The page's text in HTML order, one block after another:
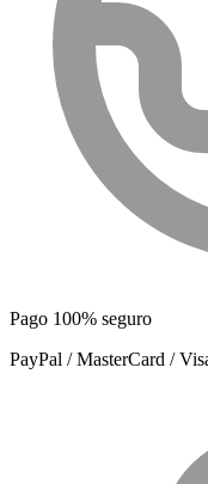
Pago 100% seguro
PayPal / MasterCard /